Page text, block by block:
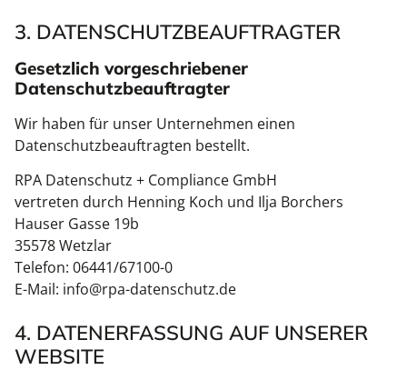
3. DATENSCHUTZBEAUFTRAGTER
Gesetzlich vorgeschriebener
Datenschutzbeauftragter
Wir haben für unser Unternehmen einen
Datenschutzbeauftragten bestellt.
RPA Datenschutz + Compliance GmbH
vertreten durch Henning Koch und Ilja Borchers
Hauser Gasse 19b
35578 Wetzlar
Telefon: 06441/67100-0
E-Mail: info@rpa-datenschutz.de
4. DATENERFASSUNG AUF UNSERER
WEBSITE